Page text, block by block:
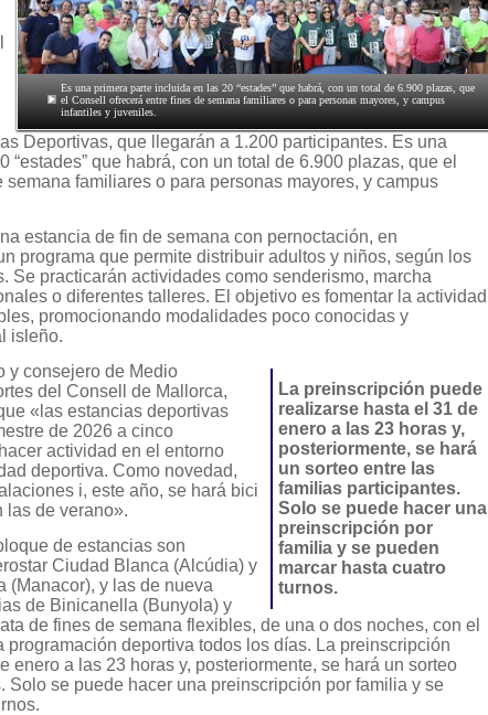
Es una primera parte incluida en las 20 “estades” que habrá, con un total de 6.900 plazas, que
el Consell ofrecerá entre fines de semana familiares o para personas mayores, y campus
infantiles y juveniles.
Deportivas, que llegarán a 1.200 participantes. Es una
“estades” que habrá, con un total de 6.900 plazas, que el
familiares o para personas mayores, y campus
estancia de fin de semana con pernoctación, en
programa que permite distribuir adultos y niños, según los
Se practicarán actividades como senderismo, marcha
o diferentes talleres. El objetivo es fomentar la actividad
promocionando modalidades poco conocidas y
isleño.
La preinscripción puede
realizarse hasta el 31 de
enero a las 23 horas y,
posteriormente, se hará
un sorteo entre las
familias participantes.
Solo se puede hacer una
preinscripción por
familia y se pueden
marcar hasta cuatro
turnos.
y consejero de Medio
del Consell de Mallorca,
«las estancias deportivas
de 2026 a cinco
actividad en el entorno
deportiva. Como novedad,
i, este año, se hará bici
las de verano».
de estancias son
Ciudad Blanca (Alcúdia) y
(Manacor), y las de nueva
de Binicanella (Bunyola) y
de fines de semana flexibles, de una o dos noches, con el
programación deportiva todos los días. La preinscripción
enero a las 23 horas y, posteriormente, se hará un sorteo
Solo se puede hacer una preinscripción por familia y se